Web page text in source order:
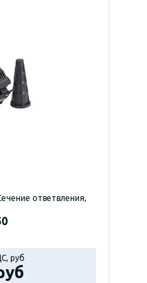
ответвления,
руб